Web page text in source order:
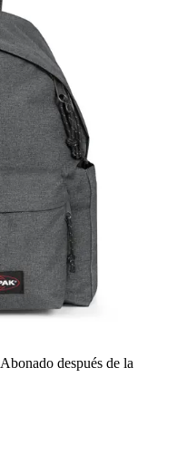
Abonado después de la